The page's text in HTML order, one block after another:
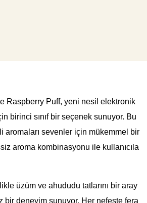
Raspberry Puff, yeni nesil elektronik
birinci sınıf bir seçenek sunuyor. Bu
aromaları sevenler için mükemmel bir
aroma kombinasyonu ile kullanıcıla
üzüm ve ahududu tatlarını bir aray
bir deneyim sunuyor. Her nefeste fera